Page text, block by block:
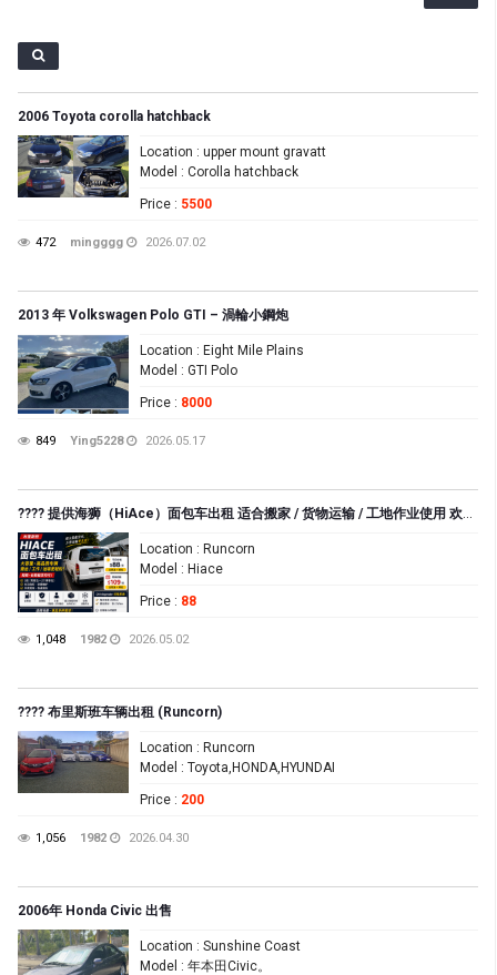
2006 Toyota corolla hatchback
Location : upper mount gravatt
Model : Corolla hatchback
Price : 5500
472 mingggg 2026.07.02
2013 年 Volkswagen Polo GTI – 渦輪小鋼炮
Location : Eight Mile Plains
Model : GTI Polo
Price : 8000
849 Ying5228 2026.05.17
???? 提供海狮（HiAce）面包车出租 适合搬家 / 货物运输 / 工地作业使用 欢迎咨询
Location : Runcorn
Model : Hiace
Price : 88
1,048 1982 2026.05.02
???? 布里斯班车辆出租 (Runcorn)
Location : Runcorn
Model : Toyota,HONDA,HYUNDAI
Price : 200
1,056 1982 2026.04.30
2006年 Honda Civic 出售
Location : Sunshine Coast
Model : 年本田Civic。